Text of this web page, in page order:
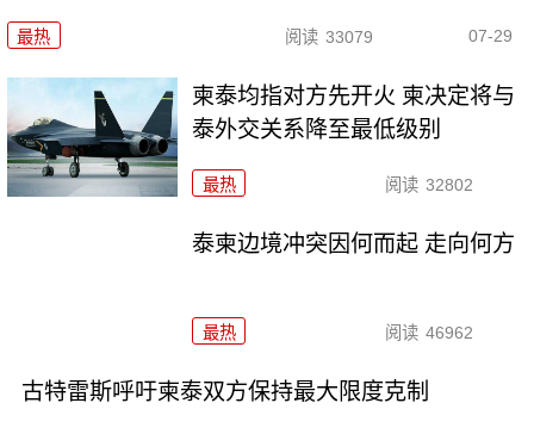
最热 阅读 33079 07-29
柬泰均指对方先开火 柬决定将与
泰外交关系降至最低级别
最热 阅读 32802
泰柬边境冲突因何而起 走向何方
最热 阅读 46962
古特雷斯呼吁柬泰双方保持最大限度克制